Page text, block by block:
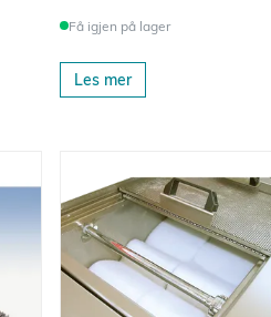
Få igjen på lager
Les mer